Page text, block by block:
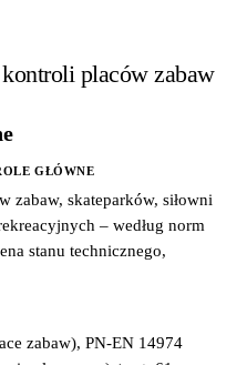
placów zabaw
GŁÓWNE
zabaw, skateparków, siłowni
– według norm
stanu technicznego,
zabaw), PN-EN 14974